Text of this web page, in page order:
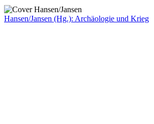
Hansen/Jansen (Hg.): Archäologie und Krieg